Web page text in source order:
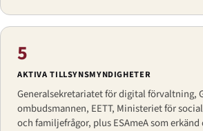
5
AKTIVA TILLSYNSMYNDIGHETER
Generalsekretariatet för digital förvaltning,
ombudsmannen, EETT, Ministeriet för
och familjefrågor, plus ESAmeA som